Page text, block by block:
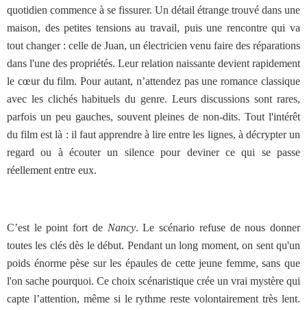
quotidien commence à se fissurer. Un détail étrange trouvé dans une
maison, des petites tensions au travail, puis une rencontre qui va
tout changer : celle de Juan, un électricien venu faire des réparations
dans l'une des propriétés. Leur relation naissante devient rapidement
le cœur du film. Pour autant, n’attendez pas une romance classique
avec les clichés habituels du genre. Leurs discussions sont rares,
parfois un peu gauches, souvent pleines de non-dits. Tout l'intérêt
du film est là : il faut apprendre à lire entre les lignes, à décrypter un
regard ou à écouter un silence pour deviner ce qui se passe
réellement entre eux.
C’est le point fort de Nancy. Le scénario refuse de nous donner
toutes les clés dès le début. Pendant un long moment, on sent qu'un
poids énorme pèse sur les épaules de cette jeune femme, sans que
l'on sache pourquoi. Ce choix scénaristique crée un vrai mystère qui
capte l’attention, même si le rythme reste volontairement très lent.